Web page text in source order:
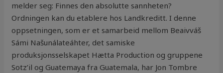
melder seg: Finnes den absolutte sannheten?
Ordningen kan du etablere hos Landkreditt. I denne
oppsetningen, som er et samarbeid mellom Beaivváš
Sámi Našunálateáhter, det samiske
produksjonsselskapet Hætta Production og gruppene
Sotz’il og Guatemaya fra Guatemala, har Jon Tombre